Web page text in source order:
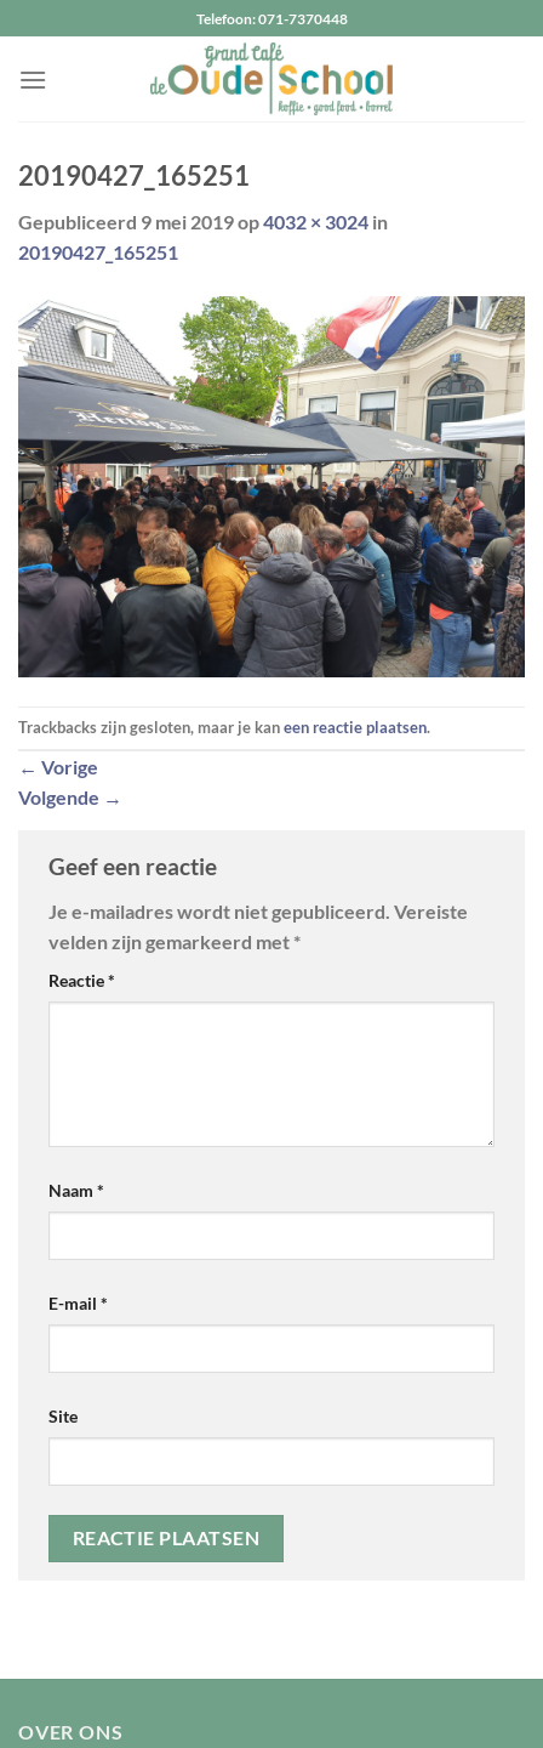
naar
inhoud
Telefoon: 071-7370448
20190427_165251
Gepubliceerd 9 mei 2019op4032 × 3024 in
20190427_165251
Trackbacks zijn gesloten, maar je kaneen reactie plaatsen.
← Vorige
Volgende →
Geef een reactie
Je e-mailadres wordt niet gepubliceerd. Vereiste
velden zijn gemarkeerd met *
Reactie*
Naam *
E-mail *
Site
OVER ONS